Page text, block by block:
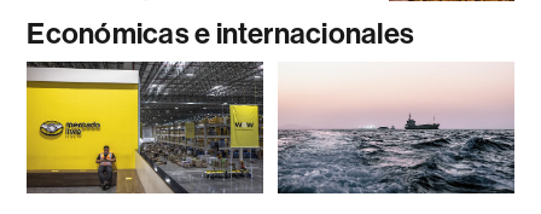
Económicas e internacionales